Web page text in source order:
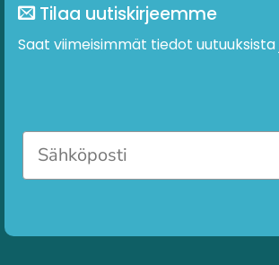
Tilaa uutiskirjeemme
Saat viimeisimmät tiedot uutuuksista